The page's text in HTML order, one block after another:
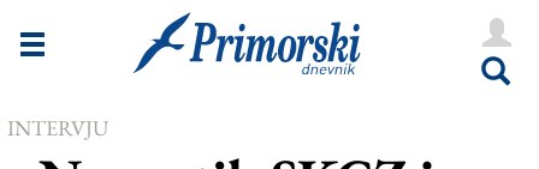
Novice
Goriška
INTERVJU